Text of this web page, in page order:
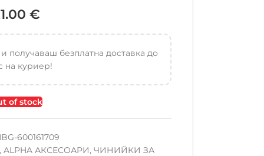
€
получаваш безплатна доставка до
на куриер!
of stock
600161709
, ALPHA АКСЕСОАРИ, ЧИНИЙКИ ЗА